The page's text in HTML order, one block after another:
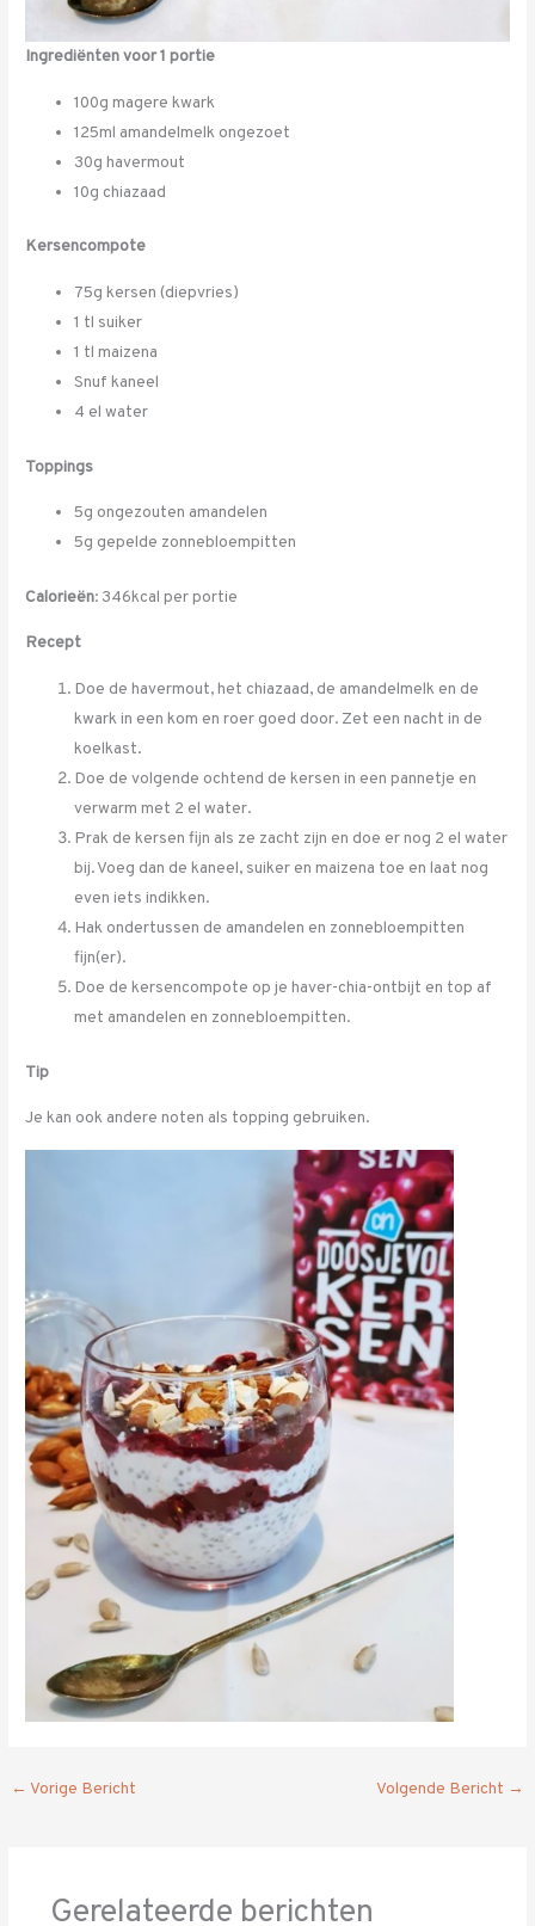
Ingrediënten voor 1 portie
100g magere kwark
125ml amandelmelk ongezoet
30g havermout
10g chiazaad
Kersencompote
75g kersen (diepvries)
1 tl suiker
1 tl maizena
Snuf kaneel
4 el water
Toppings
5g ongezouten amandelen
5g gepelde zonnebloempitten
Calorieën: 346kcal per portie
Recept
Doe de havermout, het chiazaad, de amandelmelk en de
kwark in een kom en roer goed door. Zet een nacht in de
koelkast.
Doe de volgende ochtend de kersen in een pannetje en
verwarm met 2 el water.
Prak de kersen fijn als ze zacht zijn en doe er nog 2 el water
bij. Voeg dan de kaneel, suiker en maizena toe en laat nog
even iets indikken.
Hak ondertussen de amandelen en zonnebloempitten
fijn(er).
Doe de kersencompote op je haver-chia-ontbijt en top af
met amandelen en zonnebloempitten.
Tip
Je kan ook andere noten als topping gebruiken.
← Vorige Bericht Volgende Bericht →
Gerelateerde berichten